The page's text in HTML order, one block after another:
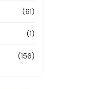
(61)
(1)
(156)